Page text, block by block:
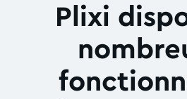
Plixi